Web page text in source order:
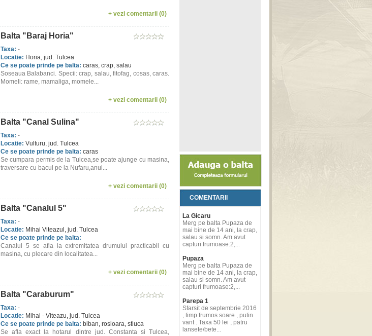
+ vezi comentarii (0)
Balta "Baraj Horia"
Taxa: -
Locatie: Horia, jud. Tulcea
Ce se poate prinde pe balta: caras, crap, salau
Soseaua Balabanci. Specii: crap, salau, fitofag, cosas, caras.
Momeli: rame, mamaliga, momele...
+ vezi comentarii (0)
Balta "Canal Sulina"
Taxa: -
Locatie: Vulturu, jud. Tulcea
Ce se poate prinde pe balta: caras
Se cumpara permis de la Tulcea,se poate ajunge cu masina,
traversare cu bacul pe la Nufaru,anul...
+ vezi comentarii (0)
Balta "Canalul 5"
Taxa: -
Locatie: Mihai Viteazul, jud. Tulcea
Ce se poate prinde pe balta:
Canalul 5 se afla la extremitatea drumului practicabil cu
masina, cu plecare din localitatea...
+ vezi comentarii (0)
Balta "Caraburum"
Taxa: -
Locatie: Mihai - Viteazu, jud. Tulcea
Ce se poate prinde pe balta: biban, rosioara, stiuca
Se afla exact la hotarul dintre jud. Constanta si Tulcea,
COMENTARII
La Gicaru
Merg pe balta Pupaza de
mai bine de 14 ani, la crap,
salau si somn. Am avut
capturi frumoase:2,...
Pupaza
Merg pe balta Pupaza de
mai bine de 14 ani, la crap,
salau si somn. Am avut
capturi frumoase:2,...
Parepa 1
Sfarsit de septembrie 2016
, timp frumos soare , putin
vant . Taxa 50 lei , patru
lansete/bete...